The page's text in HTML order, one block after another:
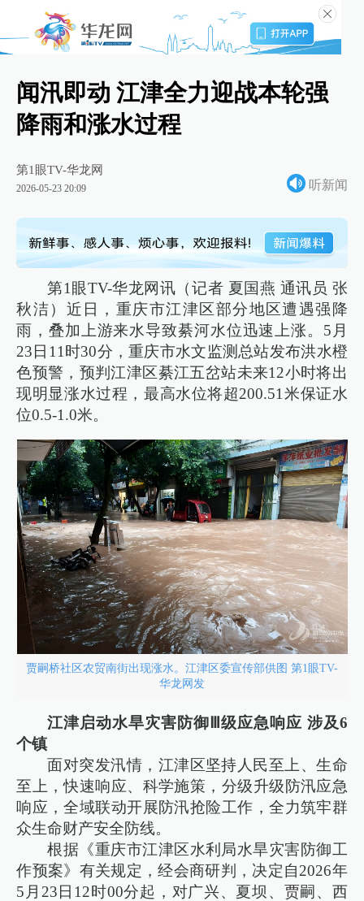
闻汛即动 江津全力迎战本轮强
降雨和涨水过程
第1眼TV-华龙网
2026-05-23 20:09 听新闻
第1眼TV-华龙网讯（记者 夏国燕 通讯员 张
秋洁）近日，重庆市江津区部分地区遭遇强降
雨，叠加上游来水导致綦河水位迅速上涨。5月
23日11时30分，重庆市水文监测总站发布洪水橙
色预警，预判江津区綦江五岔站未来12小时将出
现明显涨水过程，最高水位将超200.51米保证水
位0.5-1.0米。
贾嗣桥社区农贸南街出现涨水。江津区委宣传部供图 第1眼TV-
华龙网发
江津启动水旱灾害防御Ⅲ级应急响应 涉及6
个镇
面对突发汛情，江津区坚持人民至上、生命
至上，快速响应、科学施策，分级升级防汛应急
响应，全域联动开展防汛抢险工作，全力筑牢群
众生命财产安全防线。
根据《重庆市江津区水利局水旱灾害防御工
作预案》有关规定，经会商研判，决定自2026年
5月23日12时00分起，对广兴、夏坝、贾嗣、西